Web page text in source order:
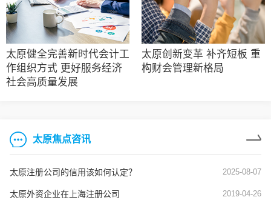
太原健全完善新时代会计工
作组织方式 更好服务经济
社会高质量发展
太原创新变革 补齐短板 重
构财会管理新格局
太原焦点咨讯
太原注册公司的信用该如何认定？ 2025-08-07
太原外资企业在上海注册公司 2019-04-26